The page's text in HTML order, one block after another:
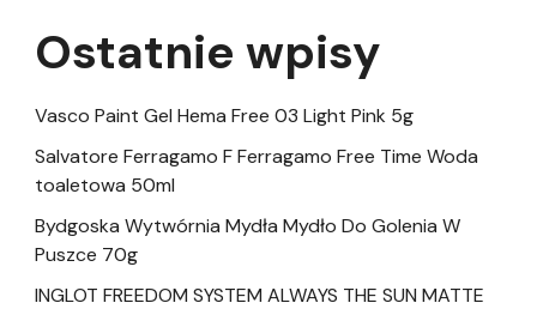
Ostatnie wpisy
Vasco Paint Gel Hema Free 03 Light Pink 5g
Salvatore Ferragamo F Ferragamo Free Time Woda
toaletowa 50ml
Bydgoska Wytwórnia Mydła Mydło Do Golenia W
Puszce 70g
INGLOT FREEDOM SYSTEM ALWAYS THE SUN MATTE